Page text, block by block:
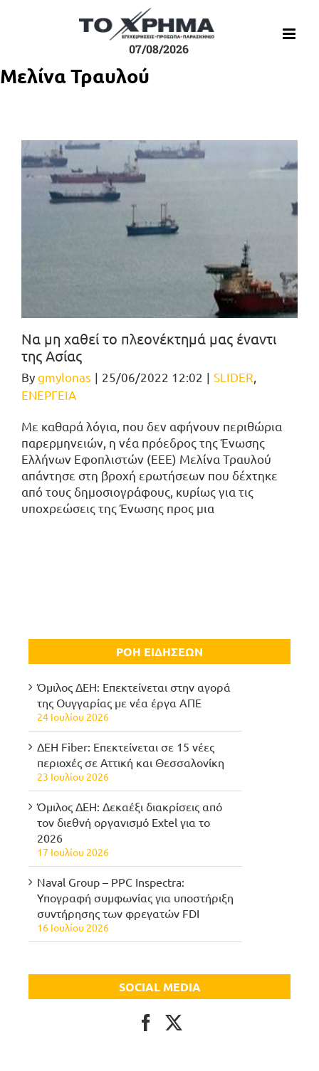
07/08/2026
Μελίνα Τραυλού
Να μη χαθεί το πλεονέκτημά μας έναντι
της Ασίας
Bygmylonas | 25/06/2022 12:02 | SLIDER,
ΕΝΕΡΓΕΙΑ
Με καθαρά λόγια, που δεν αφήνουν περιθώρια
παρερμηνειών, η νέα πρόεδρος της Ένωσης
Ελλήνων Εφοπλιστών (ΕΕΕ) Μελίνα Τραυλού
απάντησε στη βροχή ερωτήσεων που δέχτηκε
από τους δημοσιογράφους, κυρίως για τις
υποχρεώσεις της Ένωσης προς μια
ΡΟΗ ΕΙΔΗΣΕΩΝ
Όμιλος ΔΕΗ: Επεκτείνεται στην αγορά
της Ουγγαρίας με νέα έργα ΑΠΕ
24 Ιουλίου 2026
ΔΕΗ Fiber: Επεκτείνεται σε 15 νέες
περιοχές σε Αττική και Θεσσαλονίκη
23 Ιουλίου 2026
Όμιλος ΔΕΗ: Δεκαέξι διακρίσεις από
τον διεθνή οργανισμό Extel για το
2026
17 Ιουλίου 2026
Naval Group – PPC Inspectra:
Υπογραφή συμφωνίας για υποστήριξη
συντήρησης των φρεγατών FDI
16 Ιουλίου 2026
SOCIAL MEDIA